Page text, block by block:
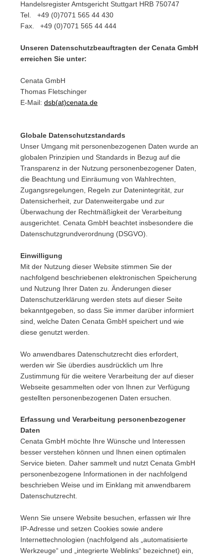
Handelsregister Amtsgericht Stuttgart HRB 750747
Tel. +49 (0)7071 565 44 430
Fax. +49 (0)7071 565 44 444
Unseren Datenschutzbeauftragten der Cenata GmbH
erreichen Sie unter:
Cenata GmbH
Thomas Fletschinger
E-Mail:dsb(at)cenata.de
Globale Datenschutzstandards
Unser Umgang mit personenbezogenen Daten wurde an
globalen Prinzipien und Standards in Bezug auf die
Transparenz in der Nutzung personenbezogener Daten,
die Beachtung und Einräumung von Wahlrechten,
Zugangsregelungen, Regeln zur Datenintegrität, zur
Datensicherheit, zur Datenweitergabe und zur
Überwachung der Rechtmäßigkeit der Verarbeitung
ausgerichtet. Cenata GmbH beachtet insbesondere die
Datenschutzgrundverordnung (DSGVO).
Einwilligung
Mit der Nutzung dieser Website stimmen Sie der
nachfolgend beschriebenen elektronischen Speicherung
und Nutzung Ihrer Daten zu. Änderungen dieser
Datenschutzerklärung werden stets auf dieser Seite
bekanntgegeben, so dass Sie immer darüber informiert
sind, welche Daten Cenata GmbH speichert und wie
diese genutzt werden.
Wo anwendbares Datenschutzrecht dies erfordert,
werden wir Sie überdies ausdrücklich um Ihre
Zustimmung für die weitere Verarbeitung der auf dieser
Webseite gesammelten oder von Ihnen zur Verfügung
gestellten personenbezogenen Daten ersuchen.
Erfassung und Verarbeitung personenbezogener
Daten
Cenata GmbH möchte Ihre Wünsche und Interessen
besser verstehen können und Ihnen einen optimalen
Service bieten. Daher sammelt und nutzt Cenata GmbH
personenbezogene Informationen in der nachfolgend
beschrieben Weise und im Einklang mit anwendbarem
Datenschutzrecht.
Wenn Sie unsere Website besuchen, erfassen wir Ihre
IP-Adresse und setzen Cookies sowie andere
Internettechnologien (nachfolgend als „automatisierte
Werkzeuge“ und „integrierte Weblinks“ bezeichnet) ein,